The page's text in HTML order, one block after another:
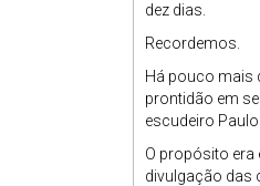
dez dias.
Recordemos.
Há pouco mais
prontidão em
escudeiro
O propósito era
divulgação das